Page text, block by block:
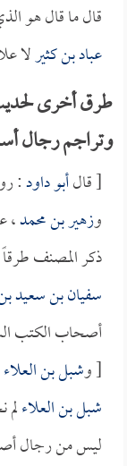
قال ما قال هو
عباد بن كثيرلا
طرق أخرى
وتراجم رجال
[ قالأبو داود:
وزهير بن محمد،
ذكر المصنف
سفيان بن سعيد
أصحاب الكتب
[ وشبل بن العلاء
شبل بن العلاء
ليس من رجال